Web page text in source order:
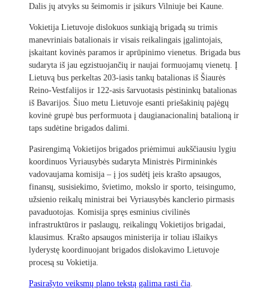
Dalis jų atvyks su šeimomis ir įsikurs Vilniuje bei Kaune.
Vokietija Lietuvoje dislokuos sunkiąją brigadą su trimis
manevriniais batalionais ir visais reikalingais įgalintojais,
įskaitant kovinės paramos ir aprūpinimo vienetus. Brigada bus
sudaryta iš jau egzistuojančių ir naujai formuojamų vienetų. Į
Lietuvą bus perkeltas 203-iasis tankų batalionas iš Šiaurės
Reino-Vestfalijos ir 122-asis šarvuotasis pėstininkų batalionas
iš Bavarijos. Šiuo metu Lietuvoje esanti priešakinių pajėgų
kovinė grupė bus performuota į daugianacionalinį batalioną ir
taps sudėtine brigados dalimi.
Pasirengimą Vokietijos brigados priėmimui aukščiausiu lygiu
koordinuos Vyriausybės sudaryta Ministrės Pirmininkės
vadovaujama komisija – į jos sudėtį įeis krašto apsaugos,
finansų, susisiekimo, švietimo, mokslo ir sporto, teisingumo,
užsienio reikalų ministrai bei Vyriausybės kanclerio pirmasis
pavaduotojas. Komisija spręs esminius civilinės
infrastruktūros ir paslaugų, reikalingų Vokietijos brigadai,
klausimus. Krašto apsaugos ministerija ir toliau išlaikys
lyderystę koordinuojant brigados dislokavimo Lietuvoje
procesą su Vokietija.
Pasirašyto veiksmų plano tekstą galima rasti čia